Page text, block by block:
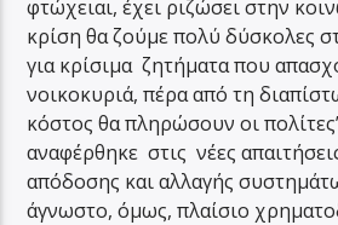
φτώχειαι, έχει ριζώσει στην
κρίση θα ζούμε πολύ δύσκολες
για κρίσιμα ζητήματα που
νοικοκυριά, πέρα από τη
κόστος θα πληρώσουν οι
αναφέρθηκε στις νέες
απόδοσης και αλλαγής
άγνωστο, όμως, πλαίσιο